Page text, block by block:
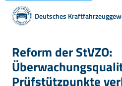
Deutsches
Reform der StVZO:
Prüfstützpunkte